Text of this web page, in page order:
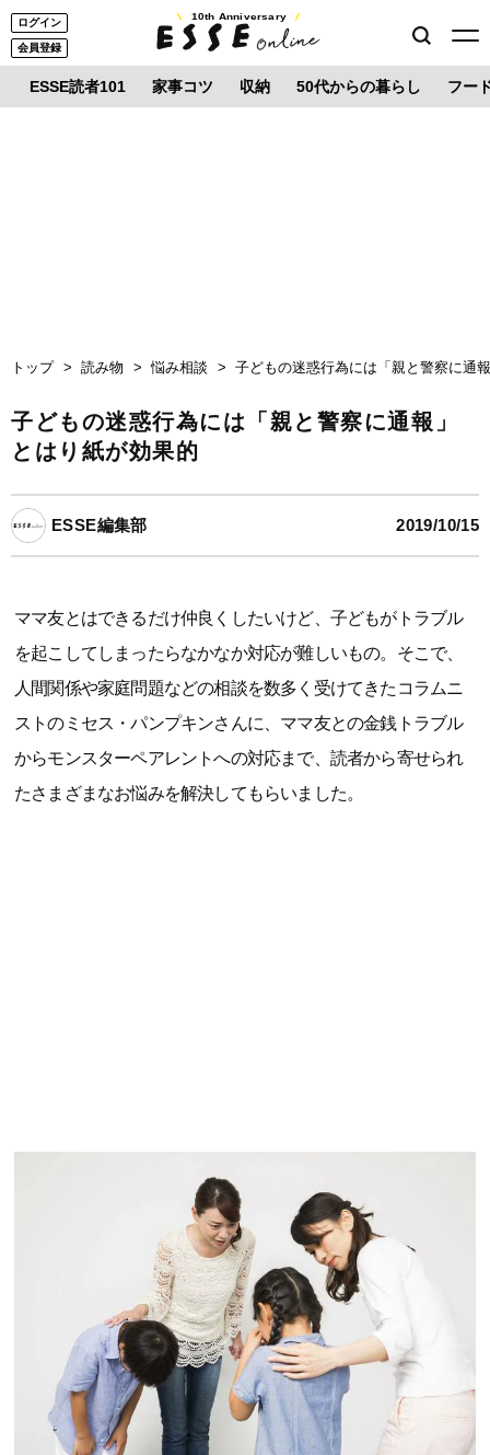
ログイン
会員登録
10th Anniversary
ESSE読者101 家事コツ 収納 50代からの暮らし フー
トップ 読み物 悩み相談 子どもの迷惑行為には「親と警察に通
子どもの迷惑行為には「親と警察に通報」
とはり紙が効果的
ESSE編集部 2019/10/15
ママ友とはできるだけ仲良くしたいけど、子どもがトラブル
を起こしてしまったらなかなか対応が難しいもの。そこで、
人間関係や家庭問題などの相談を数多く受けてきたコラムニ
ストのミセス・パンプキンさんに、ママ友との金銭トラブル
からモンスターペアレントへの対応まで、読者から寄せられ
たさまざまなお悩みを解決してもらいました。